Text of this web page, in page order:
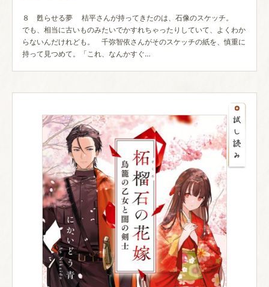
８ 甦らせる夢 桔平さんが持ってきたのは、石像のスケッチ。
でも、相当に古いものみたいでかすれちゃったりしていて、よくわか
らないんだけれども。 千弥智依さんがそのスケッチの紙を、慎重に
持って見つめて。「これ、なんかすぐ…